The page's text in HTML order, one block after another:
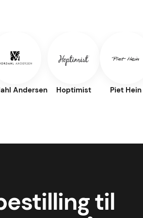
Andersen Hoptimist Piet Hein
til